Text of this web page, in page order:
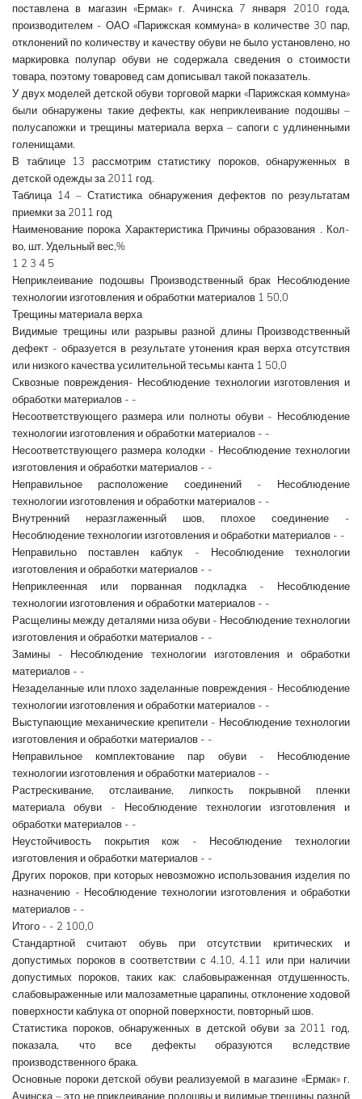
поставлена в магазин «Ермак» г. Ачинска 7 января 2010 года,
производителем - ОАО «Парижская коммуна» в количестве 30 пар,
отклонений по количеству и качеству обуви не было установлено, но
маркировка полупар обуви не содержала сведения о стоимости
товара, поэтому товаровед сам дописывал такой показатель.
У двух моделей детской обуви торговой марки «Парижская коммуна»
были обнаружены такие дефекты, как неприклеивание подошвы –
полусапожки и трещины материала верха – сапоги с удлиненными
голенищами.
В таблице 13 рассмотрим статистику пороков, обнаруженных в
детской одежды за 2011 год.
Таблица 14 – Статистика обнаружения дефектов по результатам
приемки за 2011 год
Наименование порока Характеристика Причины образования . Кол-
во, шт. Удельный вес,%
1 2 3 4 5
Неприклеивание подошвы Производственный брак Несоблюдение
технологии изготовления и обработки материалов 1 50,0
Трещины материала верха
Видимые трещины или разрывы разной длины Производственный
дефект - образуется в результате утонения края верха отсутствия
или низкого качества усилительной тесьмы канта 1 50,0
Сквозные повреждения- Несоблюдение технологии изготовления и
обработки материалов - -
Несоответствующего размера или полноты обуви - Несоблюдение
технологии изготовления и обработки материалов - -
Несоответствующего размера колодки - Несоблюдение технологии
изготовления и обработки материалов - -
Неправильное расположение соединений - Несоблюдение
технологии изготовления и обработки материалов - -
Внутренний неразглаженный шов, плохое соединение -
Несоблюдение технологии изготовления и обработки материалов - -
Неправильно поставлен каблук - Несоблюдение технологии
изготовления и обработки материалов - -
Неприклеенная или порванная подкладка - Несоблюдение
технологии изготовления и обработки материалов - -
Расщелины между деталями низа обуви - Несоблюдение технологии
изготовления и обработки материалов - -
Замины - Несоблюдение технологии изготовления и обработки
материалов - -
Незаделанные или плохо заделанные повреждения - Несоблюдение
технологии изготовления и обработки материалов - -
Выступающие механические крепители - Несоблюдение технологии
изготовления и обработки материалов - -
Неправильное комплектование пар обуви - Несоблюдение
технологии изготовления и обработки материалов - -
Растрескивание, отслаивание, липкость покрывной пленки
материала обуви - Несоблюдение технологии изготовления и
обработки материалов - -
Неустойчивость покрытия кож - Несоблюдение технологии
изготовления и обработки материалов - -
Других пороков, при которых невозможно использования изделия по
назначению - Несоблюдение технологии изготовления и обработки
материалов - -
Итого - - 2 100,0
Стандартной считают обувь при отсутствии критических и
допустимых пороков в соответствии с 4.10, 4.11 или при наличии
допустимых пороков, таких как: слабовыраженная отдушенность,
слабовыраженные или малозаметные царапины, отклонение ходовой
поверхности каблука от опорной поверхности, повторный шов.
Статистика пороков, обнаруженных в детской обуви за 2011 год,
показала, что все дефекты образуются вследствие
производственного брака.
Основные пороки детской обуви реализуемой в магазине «Ермак» г.
Ачинска – это не приклеивание подошвы и видимые трещины разной